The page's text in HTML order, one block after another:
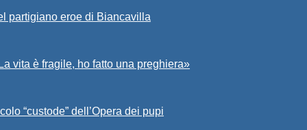
partigiano eroe di Biancavilla
vita è fragile, ho fatto una preghiera»
“custode” dell’Opera dei pupi